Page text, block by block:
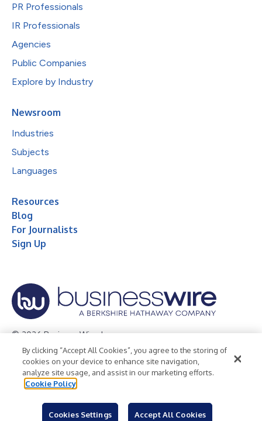
PR Professionals
IR Professionals
Agencies
Public Companies
Explore by Industry
Newsroom
Industries
Subjects
Languages
Resources
Blog
For Journalists
Sign Up
© 2026 Business Wire, Inc.
Privacy Policy Cookie Policy
Accessibility Statement
Terms of Use
Legal
By clicking “Accept All Cookies”, you agree to the storing of
cookies on your device to enhance site navigation,
analyze site usage, and assist in our marketing efforts.
Cookie Policy
Cookies Settings Accept All Cookies